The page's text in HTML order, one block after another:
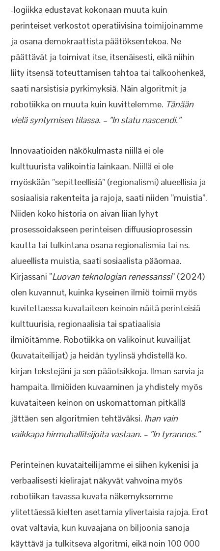
-logiikka edustavat kokonaan muuta kuin
perinteiset verkostot operatiivisina toimijoinamme
ja osana demokraattista päätöksentekoa. Ne
päättävät ja toimivat itse, itsenäisesti, eikä niihin
liity itsensä toteuttamisen tahtoa tai talkoohenkeä,
saati narsistisia pyrkimyksiä. Näin algoritmit ja
robotiikka on muuta kuin kuvittelemme. Tänään
vielä syntymisen tilassa. – ”In statu nascendi.”
Innovaatioiden näkökulmasta niillä ei ole
kulttuurista valikointia lainkaan. Niillä ei ole
myöskään ”sepitteellisiä” (regionalismi) alueellisia ja
sosiaalisia rakenteita ja rajoja, saati niiden ”muistia”.
Niiden koko historia on aivan liian lyhyt
prosessoidakseen perinteisen diffuusioprosessin
kautta tai tulkintana osana regionalismia tai ns.
alueellista muistia, saati sosiaalista pääomaa.
Kirjassani ”Luovan teknologian renessanssi” (2024)
olen kuvannut, kuinka kyseinen ilmiö toimii myös
kuvitettaessa kuvataiteen keinoin näitä perinteisiä
kulttuurisia, regionaalisia tai spatiaalisia
ilmiöitämme. Robotiikka on valikoinut kuvailijat
(kuvataiteilijat) ja heidän tyylinsä yhdistellä ko.
kirjan tekstejäni ja sen pääotsikkoja. Ilman sarvia ja
hampaita. Ilmiöiden kuvaaminen ja yhdistely myös
kuvataiteen keinon on uskomattoman pitkällä
jättäen sen algoritmien tehtäväksi. Ihan vain
vaikkapa hirmuhallitsijoita vastaan. – ”In tyrannos.”
Perinteinen kuvataiteilijamme ei siihen kykenisi ja
verbaalisesti kielirajat näkyvät vahvoina myös
robotiikan tavassa kuvata näkemyksemme
ylitettäessä kielten asettamia ylivertaisia rajoja. Erot
ovat valtavia, kun kuvaajana on biljoonia sanoja
käyttävä ja tulkitseva algoritmi, eikä noin 100 000